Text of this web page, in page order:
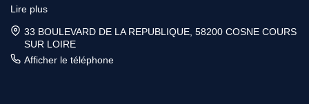
Lire plus
33 BOULEVARD DE LA REPUBLIQUE, 58200 COSNE COURS
SUR LOIRE
Afficher le téléphone